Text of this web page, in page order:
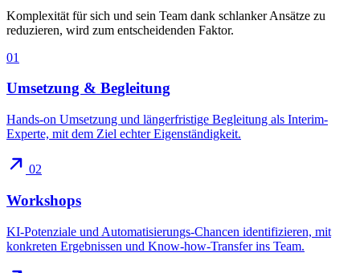
Komplexität für sich und sein Team dank schlanker Ansätze zu
reduzieren, wird zum entscheidenden Faktor.
01
Umsetzung & Begleitung
Hands-on Umsetzung und längerfristige Begleitung als Interim-
Experte, mit dem Ziel echter Eigenständigkeit.
02
Workshops
KI-Potenziale und Automatisierungs-Chancen identifizieren, mit
konkreten Ergebnissen und Know-how-Transfer ins Team.